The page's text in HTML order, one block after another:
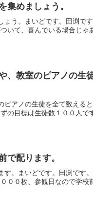
集めましょう。
う。まいどです。田渕で
いて、喜んでいる場合じゃ
、教室のピアノの生
アノの生徒を全て数えると
の目標は生徒数１００人
で配ります。
。まいどです。田渕です
００枚、参観日なので学校